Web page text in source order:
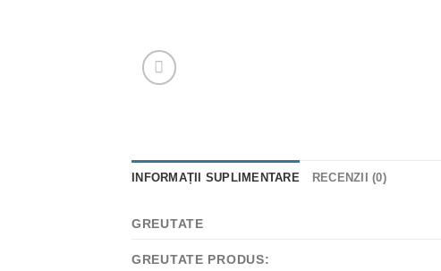
INFORMAȚII SUPLIMENTARE RECENZII (0)
GREUTATE
GREUTATE PRODUS: